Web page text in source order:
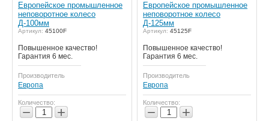
Европейское промышленное
неповоротное колесо
Д-100мм
Артикул: 45100F
Повышенное качество!
Гарантия 6 мес.
Производитель
Европа
Количество:
− +
Европейское промышленное
неповоротное колесо
Д-125мм
Артикул: 45125F
Повышенное качество!
Гарантия 6 мес.
Производитель
Европа
Количество:
− +